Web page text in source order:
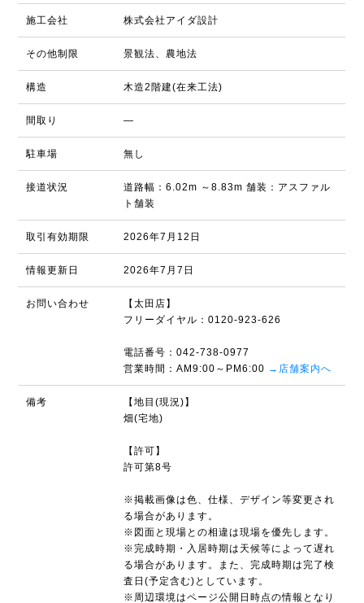
施工会社 株式会社アイダ設計
その他制限 景観法、農地法
構造 木造2階建(在来工法)
間取り ―
駐車場 無し
接道状況
道路幅：6.02m ～8.83m 舗装：アスファル
ト舗装
取引有効期限 2026年7月12日
情報更新日 2026年7月7日
お問い合わせ
【太田店】
フリーダイヤル：0120-923-626
電話番号：042-738-0977
営業時間：AM9:00～PM6:00 →店舗案内へ
備考
【地目(現況)】
畑(宅地)
【許可】
許可第8号
※掲載画像は色、仕様、デザイン等変更され
る場合があります。
※図面と現場との相違は現場を優先します。
※完成時期・入居時期は天候等によって遅れ
る場合があります。また、完成時期は完了検
査日(予定含む)としています。
※周辺環境はページ公開日時点の情報となり